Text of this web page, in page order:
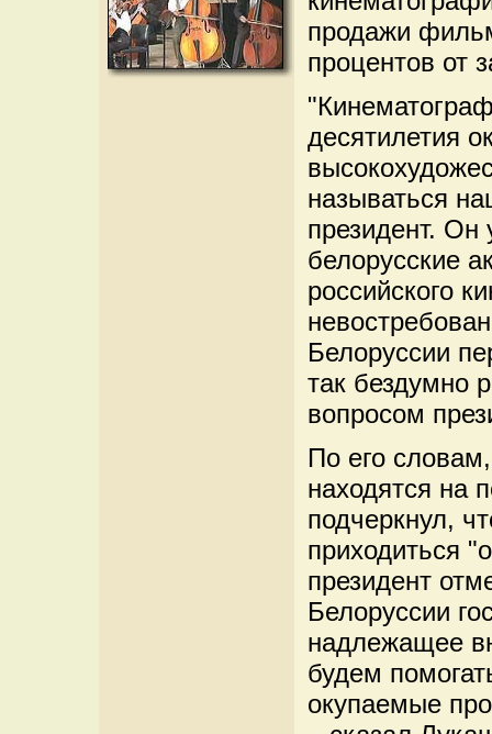
продажи
процентов от
десятилетия
называться
президент. Он
белорусские
российского
Белоруссии
так бездумно
вопросом
По его
находятся на
подчеркнул,
приходиться
президент
Белоруссии
надлежащее
будем
окупаемые